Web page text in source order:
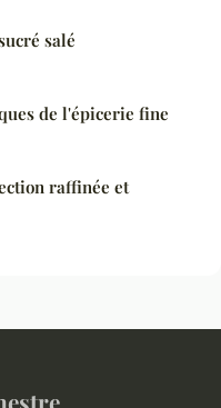
salé
de l'épicerie fine
raffinée et